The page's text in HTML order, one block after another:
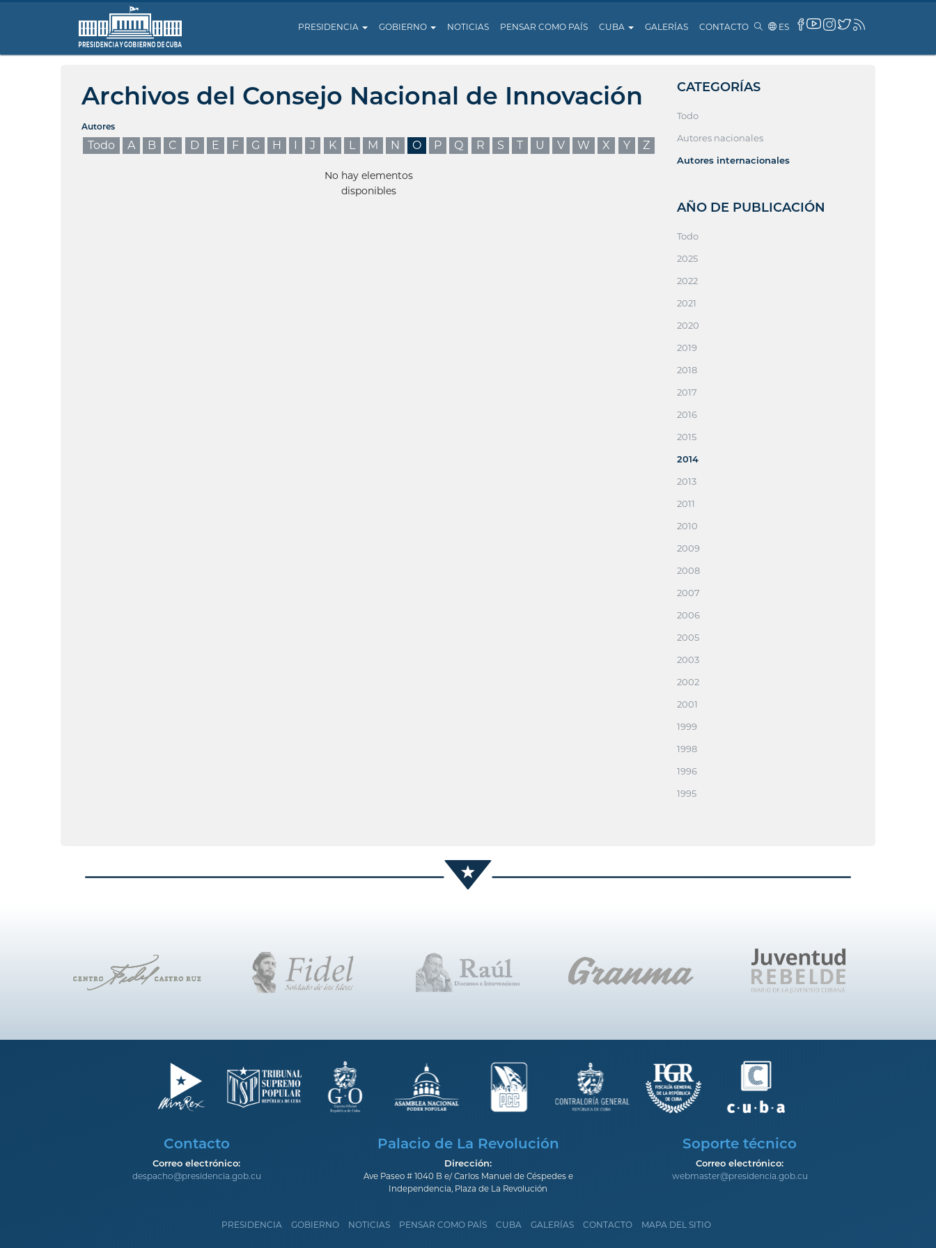
PRESIDENCIA GOBIERNO NOTICIAS PENSAR COMO PAÍS CUBA GALERÍAS CONTACTO ES
Archivos del Consejo Nacional de Innovación
Autores
Todo A B C D E F G H I J K L M N O P Q R S T U V W X Y Z
No hay elementos
disponibles
CATEGORÍAS
Todo
Autores nacionales
Autores internacionales
AÑO DE PUBLICACIÓN
Todo
2025
2022
2021
2020
2019
2018
2017
2016
2015
2014
2013
2011
2010
2009
2008
2007
2006
2005
2003
2002
2001
1999
1998
1996
1995
Contacto
Correo electrónico:
despacho@presidencia.gob.cu
Palacio de La Revolución
Dirección:
Ave Paseo # 1040 B e/ Carlos Manuel de Céspedes e
Independencia, Plaza de La Revolución
Soporte técnico
Correo electrónico:
webmaster@presidencia.gob.cu
PRESIDENCIA GOBIERNO NOTICIAS PENSAR COMO PAÍS CUBA GALERÍAS CONTACTO MAPA DEL SITIO